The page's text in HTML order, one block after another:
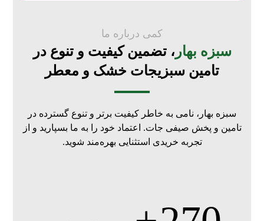
کمی درباره ما
سبزه بهار ، تضمین کیفیت و تنوع در
تامین سبزیجات خشک و معطر
سبزه بهار، نامی به خاطر کیفیت برتر و تنوع گسترده در
تامین و پخش صیفی جات. اعتماد خود را به ما بسپارید و از
تجربه خریدی استثنایی بهره‌مند شوید.